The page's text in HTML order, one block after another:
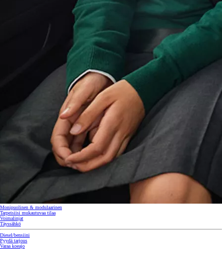
Monipuolinen & modulaarinen
Tarpeisiisi mukautuvaa tilaa
Voimalinjat
Täyssähkö
Diesel/bensiini
Pyydä tarjous
Varaa koeajo